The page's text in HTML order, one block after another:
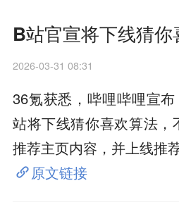
B站官宣将下线猜你
2026-03-31 08:31
36氪获悉，哔哩哔哩宣
站将下线猜你喜欢算法
推荐主页内容，并上线推
原文链接